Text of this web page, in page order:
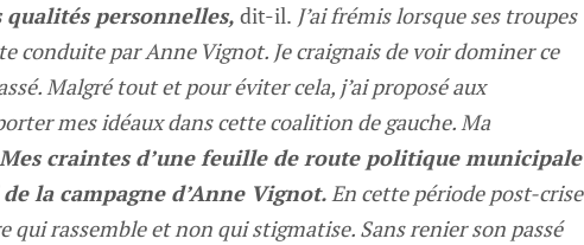
personnelles, dit-il. J’ai frémis lorsque ses troupes
conduite par Anne Vignot. Je craignais de voir dominer ce
Malgré tout et pour éviter cela, j’ai proposé aux
mes idéaux dans cette coalition de gauche. Ma
Mes craintes d’une feuille de route politique municipale
la campagne d’Anne Vignot.En cette période post-crise
rassemble et non qui stigmatise. Sans renier son passé